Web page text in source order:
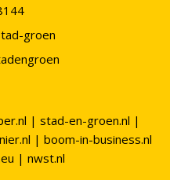
groen
| stad-en-groen.nl |
| boom-in-business.nl
| nwst.nl